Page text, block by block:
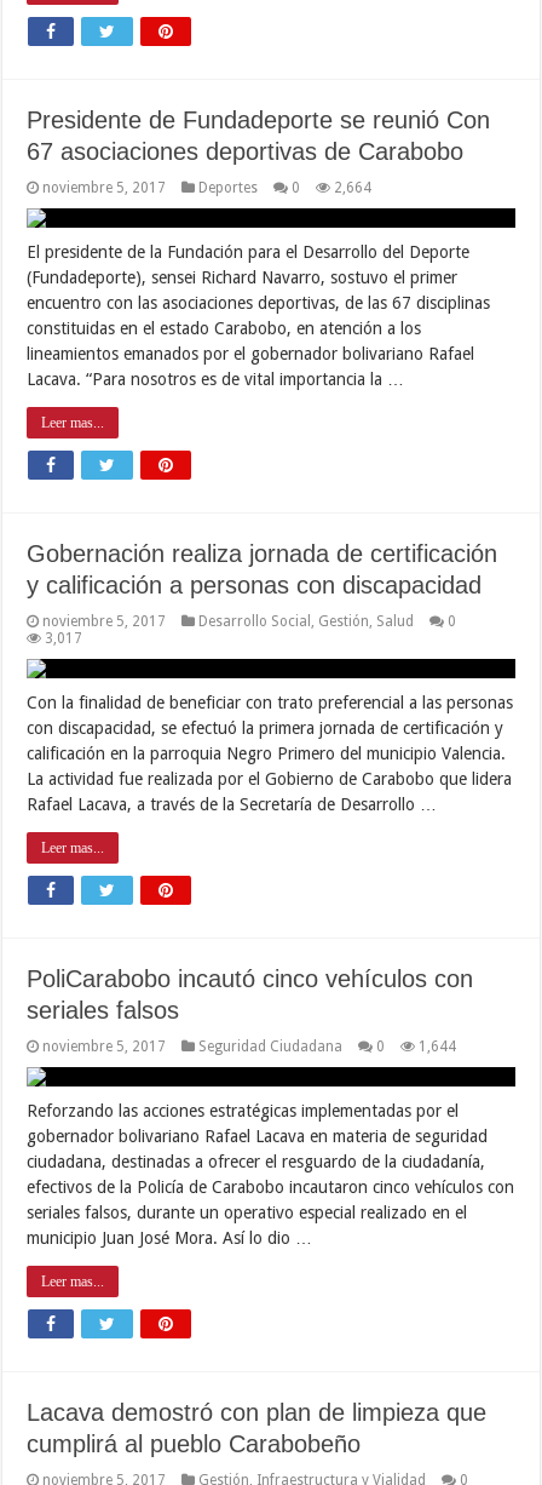
Presidente de Fundadeporte se reunió Con
67 asociaciones deportivas de Carabobo
noviembre 5, 2017 Deportes 0 2,664
El presidente de la Fundación para el Desarrollo del Deporte
(Fundadeporte), sensei Richard Navarro, sostuvo el primer
encuentro con las asociaciones deportivas, de las 67 disciplinas
constituidas en el estado Carabobo, en atención a los
lineamientos emanados por el gobernador bolivariano Rafael
Lacava. “Para nosotros es de vital importancia la …
Leer mas...
Gobernación realiza jornada de certificación
y calificación a personas con discapacidad
noviembre 5, 2017 Desarrollo Social Gestión Salud
0
3,017
Con la finalidad de beneficiar con trato preferencial a las personas
con discapacidad, se efectuó la primera jornada de certificación y
calificación en la parroquia Negro Primero del municipio Valencia.
La actividad fue realizada por el Gobierno de Carabobo que lidera
Rafael Lacava, a través de la Secretaría de Desarrollo …
Leer mas...
PoliCarabobo incautó cinco vehículos con
seriales falsos
noviembre 5, 2017 Seguridad Ciudadana 0 1,644
Reforzando las acciones estratégicas implementadas por el
gobernador bolivariano Rafael Lacava en materia de seguridad
ciudadana, destinadas a ofrecer el resguardo de la ciudadanía,
efectivos de la Policía de Carabobo incautaron cinco vehículos con
seriales falsos, durante un operativo especial realizado en el
municipio Juan José Mora. Así lo dio …
Leer mas...
Lacava demostró con plan de limpieza que
cumplirá al pueblo Carabobeño
noviembre 5, 2017 Gestión Infraestructura y Vialidad 0